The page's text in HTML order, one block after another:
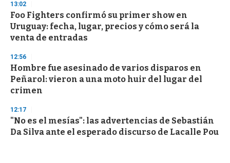
13:02
Foo Fighters confirmó su primer show en
Uruguay: fecha, lugar, precios y cómo será la
venta de entradas
12:56
Hombre fue asesinado de varios disparos en
Peñarol: vieron a una moto huir del lugar del
crimen
12:17
"No es el mesías": las advertencias de Sebastián
Da Silva ante el esperado discurso de Lacalle Pou